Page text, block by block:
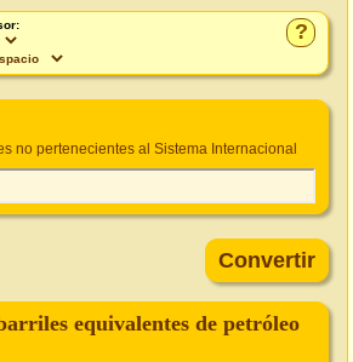
?
no pertenecientes al Sistema Internacional
equivalentes de petróleo